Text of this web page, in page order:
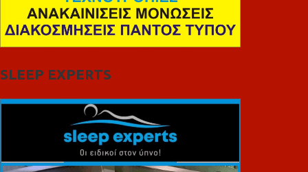
SLEEP EXPERTS